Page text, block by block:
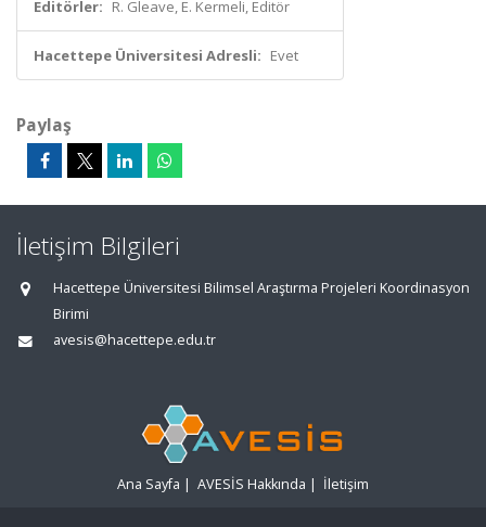
Editörler: R. Gleave, E. Kermeli, Editör
Hacettepe Üniversitesi Adresli: Evet
Paylaş
İletişim Bilgileri
Hacettepe Üniversitesi Bilimsel Araştırma Projeleri Koordinasyon
Birimi
avesis@hacettepe.edu.tr
Ana Sayfa | AVESİS Hakkında | İletişim